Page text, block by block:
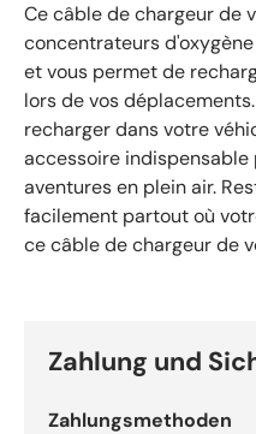
Ce câble de chargeur de
concentrateurs
et vous permet de
lors de vos
recharger dans votre
accessoire indispensable
aventures en plein air.
facilement partout où
ce câble de chargeur de
Zahlung und
Zahlungsmethoden